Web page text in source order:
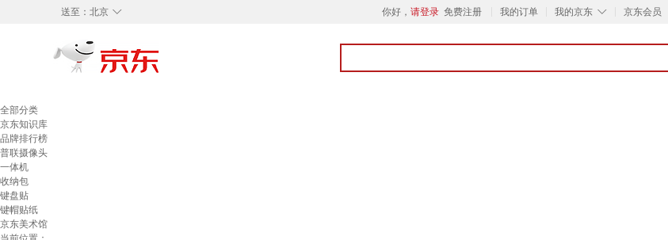
◇
送至： 北京 你好， 请登录 免费注册 我的订单 ◇
我的京东 京东会员
全部分类
京东知识库
品牌排行榜
普联摄像头
一体机
收纳包
键盘贴
键帽贴纸
京东美术馆